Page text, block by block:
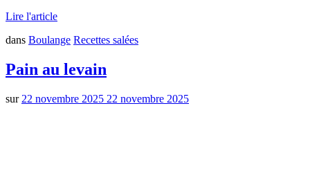
Lire l'article
dans Boulange Recettes salées
Pain au levain
sur 22 novembre 2025 22 novembre 2025